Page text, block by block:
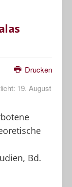
Drucken
19. August
Bd.